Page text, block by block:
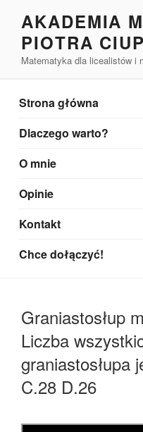
treści
AKADEMIA
PIOTRA
Matematyka dla licealistów i
Strona główna
Dlaczego warto?
O mnie
Opinie
Kontakt
Chce dołączyć!
Graniastosłup
Liczba
graniastosłupa
C.28 D.26